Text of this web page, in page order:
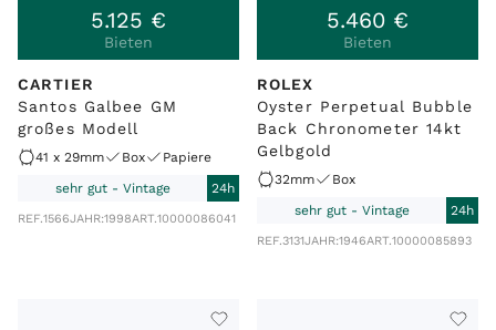
5.125 €
Bieten
CARTIER
Santos Galbee GM
großes Modell
41 x 29mm Box
Papiere
sehr gut - Vintage
24h
REF.1566JAHR:1998ART.10000086041
5.460 €
Bieten
ROLEX
Oyster Perpetual Bubble
Back Chronometer 14kt
Gelbgold
32mm
Box
sehr gut - Vintage
24h
REF.3131JAHR:1946ART.10000085893